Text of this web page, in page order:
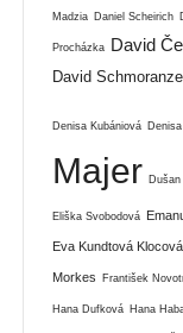
Madzia Daniel Scheirich
Procházka David
David
Denisa Kubániová
Majer
Eliška Svobodová
Eva Kundtová Klocová
Morkes František
Hana Dufková Hana